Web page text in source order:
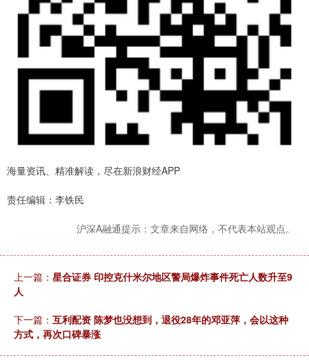
海量资讯、精准解读，尽在新浪财经APP
责任编辑：李铁民
沪深A融通提示：文章来自网络，不代表本站观点。
上一篇： 星合证券 印控克什米尔地区警局爆炸事件死亡人数升至9
人
下一篇： 互利配资 陈梦也没想到，退役28年的邓亚萍，会以这种
方式，再次口碑暴涨